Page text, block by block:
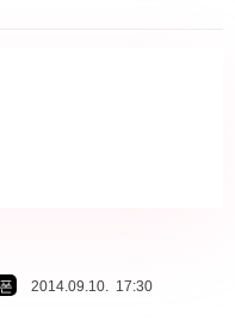
2014.09.10. 17:30